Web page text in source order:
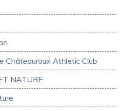
Châteauroux Athletic Club
NATURE